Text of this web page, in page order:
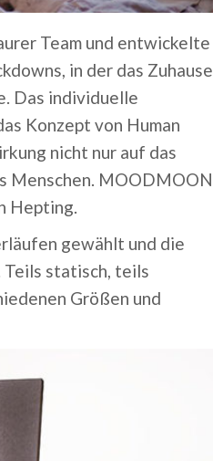
Team und entwickelte
in der das Zuhause
Das individuelle
Konzept von Human
nicht nur auf das
Menschen. MOODMOON
Hepting.
gewählt und die
Teils statisch, teils
Größen und